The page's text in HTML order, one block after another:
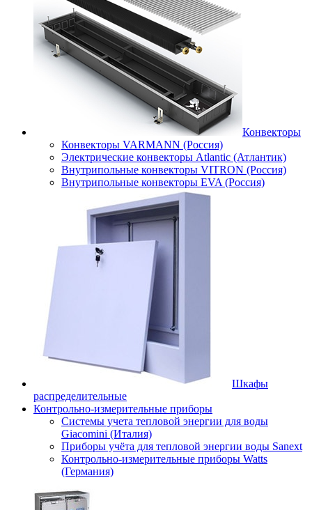
Конвекторы
Конвекторы VARMANN (Россия)
Электрические конвекторы Atlantic (Атлантик)
Внутрипольные конвекторы VITRON (Россия)
Внутрипольные конвекторы EVA (Россия)
Шкафы
распределительные
Контрольно-измерительные приборы
Системы учета тепловой энергии для воды
Giacomini (Италия)
Приборы учёта для тепловой энергии воды Sanext
Контрольно-измерительные приборы Watts
(Германия)